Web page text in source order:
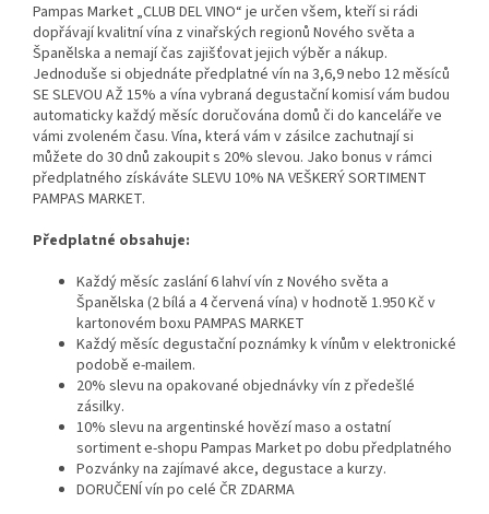
Pampas Market „CLUB DEL VINO“ je určen všem, kteří si rádi
dopřávají kvalitní vína z vinařských regionů Nového světa a
Španělska a nemají čas zajišťovat jejich výběr a nákup.
Jednoduše si objednáte předplatné vín na 3,6,9 nebo 12 měsíců
SE SLEVOU AŽ 15% a vína vybraná degustační komisí vám budou
automaticky každý měsíc doručována domů či do kanceláře ve
vámi zvoleném času. Vína, která vám v zásilce zachutnají si
můžete do 30 dnů zakoupit s 20% slevou. Jako bonus v rámci
předplatného získáváte SLEVU 10% NA VEŠKERÝ SORTIMENT
PAMPAS MARKET.
Předplatné obsahuje:
Každý měsíc zaslání 6 lahví vín z Nového světa a
Španělska (2 bílá a 4 červená vína) v hodnotě 1.950 Kč v
kartonovém boxu PAMPAS MARKET
Každý měsíc degustační poznámky k vínům v elektronické
podobě e-mailem.
20% slevu na opakované objednávky vín z předešlé
zásilky.
10% slevu na argentinské hovězí maso a ostatní
sortiment e-shopu Pampas Market po dobu předplatného
Pozvánky na zajímavé akce, degustace a kurzy.
DORUČENÍ vín po celé ČR ZDARMA